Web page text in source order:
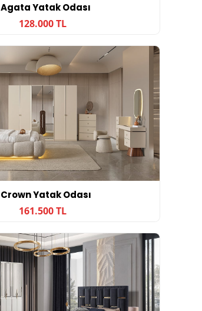
Agata Yatak Odası
128.000 TL
Crown Yatak Odası
161.500 TL